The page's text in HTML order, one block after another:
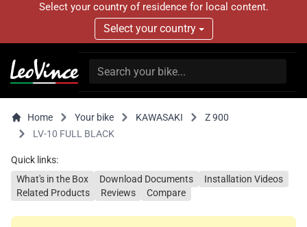
Select your country of residence for local content.
Select your country
Home Your bike KAWASAKI
Z 900
LV-10 FULL BLACK
Quick links:
What's in the Box
Download Documents
Installation Videos
Related Products
Reviews Compare